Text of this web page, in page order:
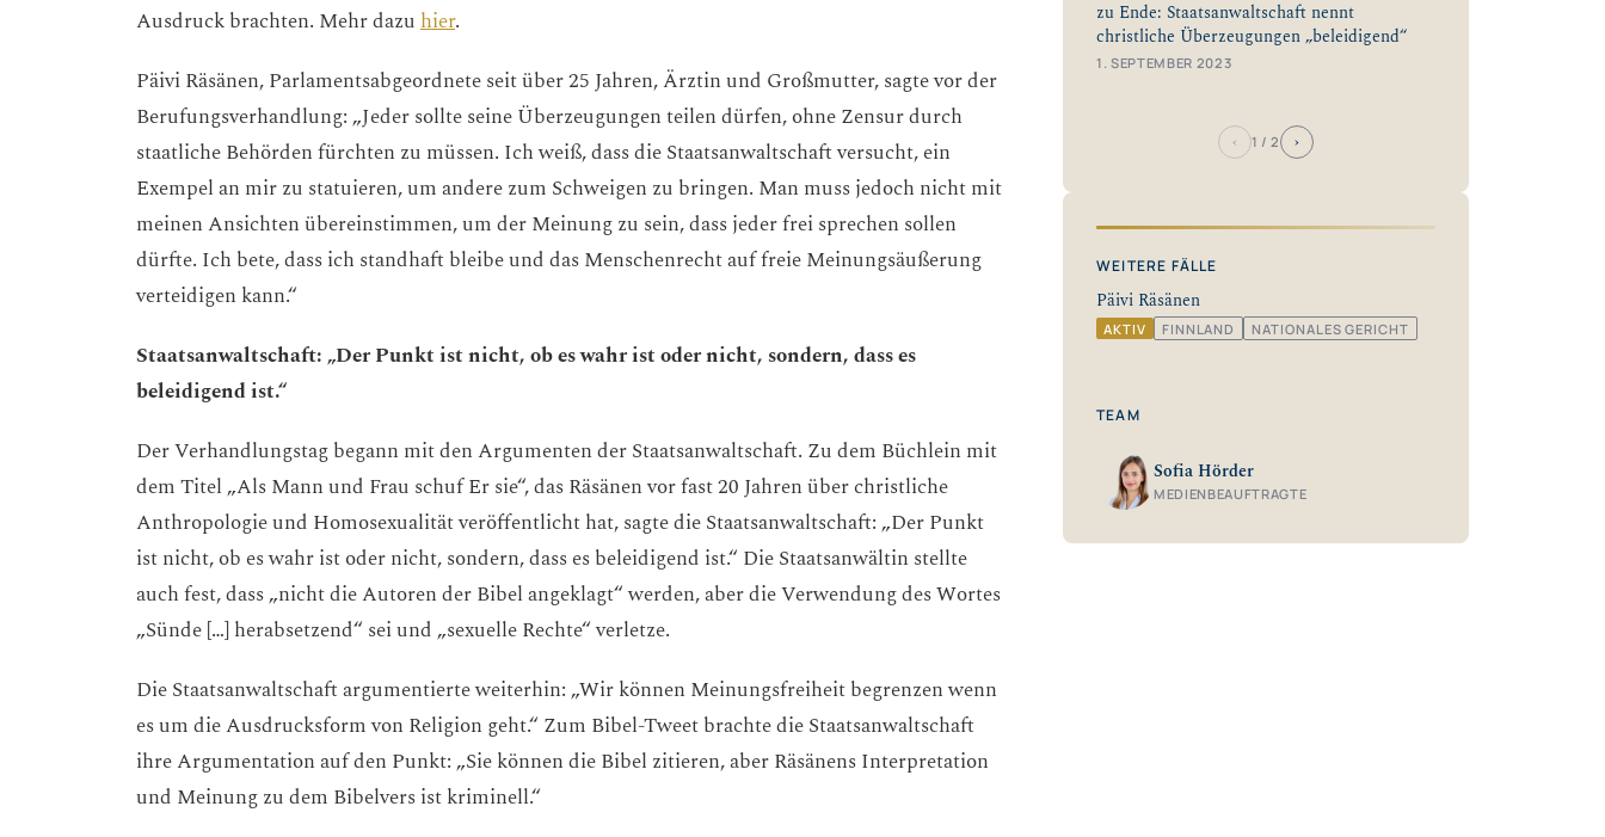
Ausdruck brachten. Mehr dazuhier.
Päivi Räsänen, Parlamentsabgeordnete seit über 25 Jahren, Ärztin und Großmutter, sagte vor der
Berufungsverhandlung: „Jeder sollte seine Überzeugungen teilen dürfen, ohne Zensur durch
staatliche Behörden fürchten zu müssen. Ich weiß, dass die Staatsanwaltschaft versucht, ein
Exempel an mir zu statuieren, um andere zum Schweigen zu bringen. Man muss jedoch nicht mit
meinen Ansichten übereinstimmen, um der Meinung zu sein, dass jeder frei sprechen sollen
dürfte. Ich bete, dass ich standhaft bleibe und das Menschenrecht auf freie Meinungsäußerung
verteidigen kann.“
Staatsanwaltschaft: „Der Punkt ist nicht, ob es wahr ist oder nicht, sondern, dass es
beleidigend ist.“
Der Verhandlungstag begann mit den Argumenten der Staatsanwaltschaft. Zu dem Büchlein mit
dem Titel „Als Mann und Frau schuf Er sie“, das Räsänen vor fast 20 Jahren über christliche
Anthropologie und Homosexualität veröffentlicht hat, sagte die Staatsanwaltschaft: „Der Punkt
ist nicht, ob es wahr ist oder nicht, sondern, dass es beleidigend ist.“ Die Staatsanwältin stellte
auch fest, dass „nicht die Autoren der Bibel angeklagt“ werden, aber die Verwendung des Wortes
„Sünde […] herabsetzend“ sei und „sexuelle Rechte“ verletze.
Die Staatsanwaltschaft argumentierte weiterhin: „Wir können Meinungsfreiheit begrenzen wenn
es um die Ausdrucksform von Religion geht.“ Zum Bibel-Tweet brachte die Staatsanwaltschaft
ihre Argumentation auf den Punkt: „Sie können die Bibel zitieren, aber Räsänens Interpretation
und Meinung zu dem Bibelvers ist kriminell.“
zu Ende: Staatsanwaltschaft nennt
christliche Überzeugungen „beleidigend“
1. SEPTEMBER 2023
‹ 1 / 2 ›
WEITERE FÄLLE
Päivi Räsänen
AKTIV FINNLAND NATIONALES GERICHT
TEAM
Sofia Hörder
MEDIENBEAUFTRAGTE